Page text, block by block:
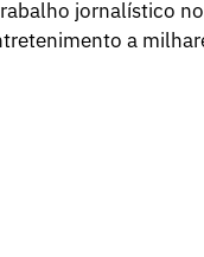
jornalístico
a